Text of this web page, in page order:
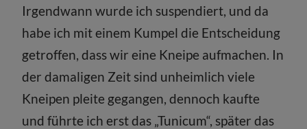
Irgendwann wurde ich suspendiert, und da
habe ich mit einem Kumpel die Entscheidung
getroffen, dass wir eine Kneipe aufmachen. In
der damaligen Zeit sind unheimlich viele
Kneipen pleite gegangen, dennoch kaufte
und führte ich erst das „Tunicum“, später das